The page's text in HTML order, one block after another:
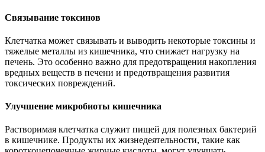
Связывание токсинов
Клетчатка может связывать и выводить некоторые токсины и
тяжелые металлы из кишечника, что снижает нагрузку на
печень. Это особенно важно для предотвращения накопления
вредных веществ в печени и предотвращения развития
токсических повреждений.
Улучшение микробиоты кишечника
Растворимая клетчатка служит пищей для полезных бактерий
в кишечнике. Продукты их жизнедеятельности, такие как